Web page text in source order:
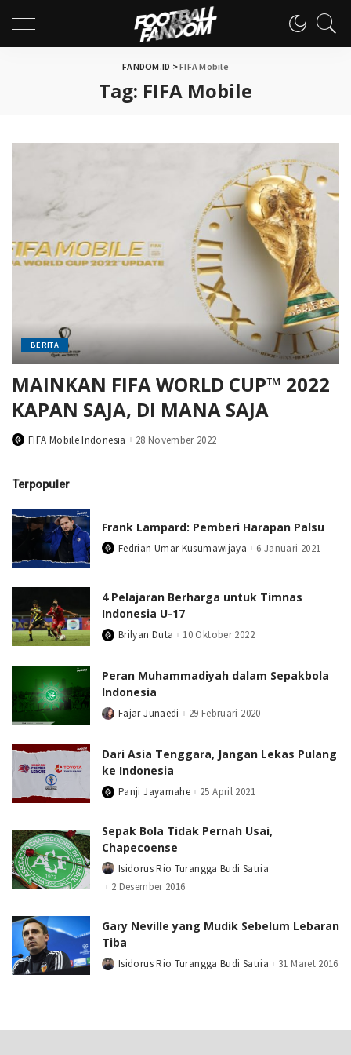
FANDOM.ID >FIFA Mobile
Tag: FIFA Mobile
BERITA
MAINKAN FIFA WORLD CUP™ 2022
KAPAN SAJA, DI MANA SAJA
PostedFIFA Mobile Indonesia 28 November 2022
Terpopuler
Frank Lampard: Pemberi Harapan Palsu
PostedFedrian Umar Kusumawijaya 6 Januari 2021
4 Pelajaran Berharga untuk Timnas
Indonesia U-17
PostedBrilyan Duta 10 Oktober 2022
Peran Muhammadiyah dalam Sepakbola
Indonesia
PostedFajar Junaedi 29 Februari 2020
Dari Asia Tenggara, Jangan Lekas Pulang
ke Indonesia
PostedPanji Jayamahe 25 April 2021
Sepak Bola Tidak Pernah Usai,
Chapecoense
Posted
by
Isidorus Rio Turangga Budi Satria
2 Desember 2016
Gary Neville yang Mudik Sebelum Lebaran
Tiba
PostedIsidorus Rio Turangga Budi Satria 31 Maret 2016